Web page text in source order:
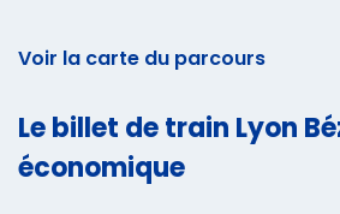
Voir la carte du parcours
Le billet de train Lyon
économique